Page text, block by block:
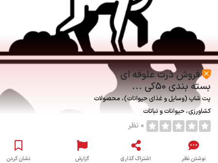
فروش ذرت علوفه ای
بسته بندی 50کی ...
پت شاپ (وسايل و غذاى حيوانات) محصولات
کشاورزی حیوانات و نباتات
0 نظر
نوشتن نظر اشتراک گذاری گزارش نشان کردن